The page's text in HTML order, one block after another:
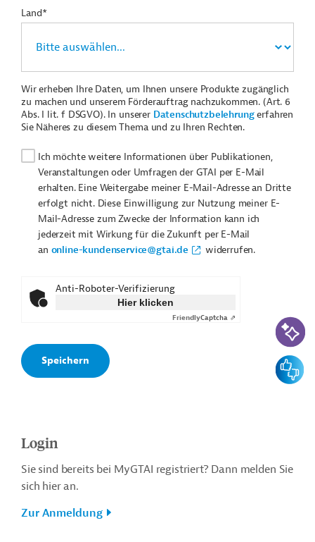
Land*
Wir erheben Ihre Daten, um Ihnen unsere Produkte zugänglich
zu machen und unserem Förderauftrag nachzukommen. (Art. 6
Abs. I lit. f DSGVO). In unserer Datenschutzbelehrungerfahren
Sie Näheres zu diesem Thema und zu Ihren Rechten.
Ich möchte weitere Informationen über Publikationen,
Veranstaltungen oder Umfragen der GTAI per E-Mail
erhalten. Eine Weitergabe meiner E-Mail-Adresse an Dritte
erfolgt nicht. Diese Einwilligung zur Nutzung meiner E-
Mail-Adresse zum Zwecke der Information kann ich
jederzeit mit Wirkung für die Zukunft per E-Mail
an online-kundenservice@gtai.de widerrufen.
Anti-Roboter-Verifizierung
Hier klicken
FriendlyCaptcha ⇗
Login
Sie sind bereits bei MyGTAI registriert? Dann melden Sie
sich hier an.
Zur Anmeldung
KI-